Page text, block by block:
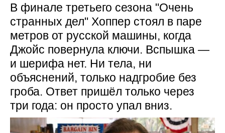
В финале третьего сезона "Очень
странных дел" Хоппер стоял в паре
метров от русской машины, когда
Джойс повернула ключи. Вспышка —
и шерифа нет. Ни тела, ни
объяснений, только надгробие без
гроба. Ответ пришёл только через
три года: он просто упал вниз.